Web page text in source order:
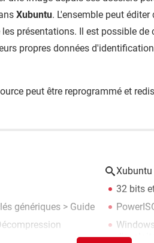
Xubuntu. L'ensemble peut
présentations. Il est possible de
propres données
peut être reprogrammé et
32 bits
génériques > Guide